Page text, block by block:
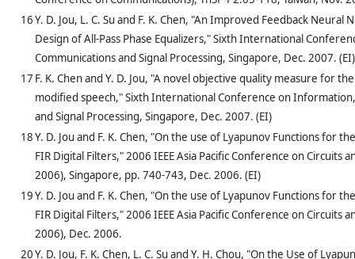
16Y. D. Jou, L. C. Su and F. K. Chen, "An Improved Feedback Neural
Design of All-Pass Phase Equalizers," Sixth International
Communications and Signal Processing, Singapore, Dec. 2007. (EI)
17 F. K. Chen and Y. D. Jou, "A novel objective quality measure for
modified speech," Sixth International Conference on
and Signal Processing, Singapore, Dec. 2007. (EI)
18Y. D. Jou and F. K. Chen, "On the use of Lyapunov Functions for
FIR Digital Filters," 2006 IEEE Asia Pacific Conference on Circuits
2006), Singapore, pp. 740-743, Dec. 2006. (EI)
19Y. D. Jou and F. K. Chen, "On the use of Lyapunov Functions for
FIR Digital Filters," 2006 IEEE Asia Pacific Conference on Circuits
2006), Dec. 2006.
20Y. D. Jou, F. K. Chen, L. C. Su and Y. H. Chou, "On the Use of